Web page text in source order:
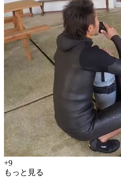
+9
もっと見る